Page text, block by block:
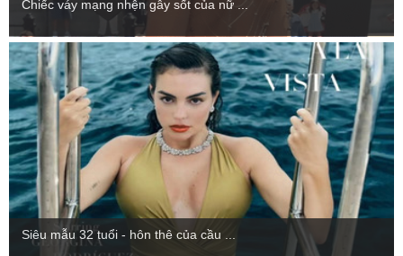
Chiếc váy mạng nhện gây sốt của nữ ...
Siêu mẫu 32 tuổi - hôn thê của cầu ...